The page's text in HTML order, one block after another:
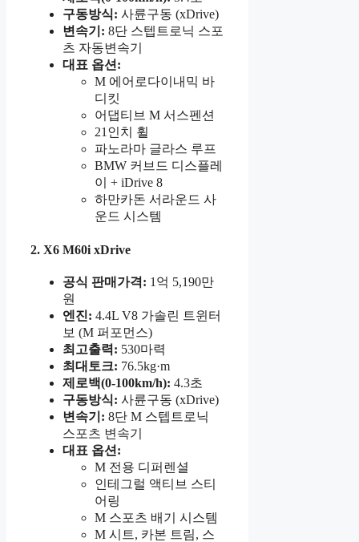
구동방식: 사륜구동 (xDrive)
변속기: 8단 스텝트로닉 스포
츠 자동변속기
대표 옵션:
M 에어로다이내믹 바
디킷
어댑티브 M 서스펜션
21인치 휠
파노라마 글라스 루프
BMW 커브드 디스플레
이 + iDrive 8
하만카돈 서라운드 사
운드 시스템
2. X6 M60i xDrive
공식 판매가격: 1억 5,190만
원
엔진: 4.4L V8 가솔린 트윈터
보 (M 퍼포먼스)
최고출력: 530마력
최대토크: 76.5kg·m
제로백(0-100km/h): 4.3초
구동방식: 사륜구동 (xDrive)
변속기: 8단 M 스텝트로닉
스포츠 변속기
대표 옵션:
M 전용 디퍼렌셜
인테그럴 액티브 스티
어링
M 스포츠 배기 시스템
M 시트, 카본 트림, 스